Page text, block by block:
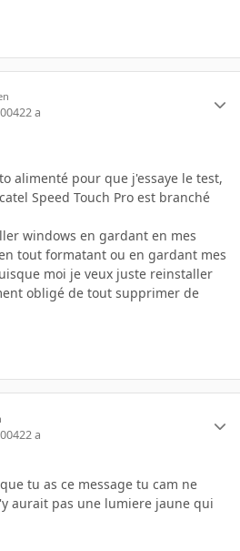
22 a
alimenté pour que j'essaye le test,
Speed Touch Pro est branché
windows en gardant en mes
tout formatant ou en gardant mes
moi je veux juste reinstaller
obligé de tout supprimer de
22 a
tu as ce message tu cam ne
aurait pas une lumiere jaune qui